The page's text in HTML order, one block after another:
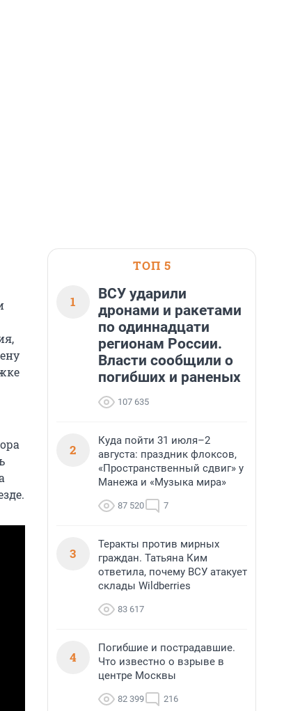
ТОП 5
1
ВСУ ударили
дронами и ракетами
по одиннадцати
регионам России.
Власти сообщили о
погибших и раненых
107 635
2
Куда пойти 31 июля–2
августа: праздник флоксов,
«Пространственный сдвиг» у
Манежа и «Музыка мира»
87 520 7
3
Теракты против мирных
граждан. Татьяна Ким
ответила, почему ВСУ атакует
склады Wildberries
83 617
4
Погибшие и пострадавшие.
Что известно о взрыве в
центре Москвы
82 399 216